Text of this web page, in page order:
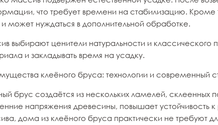
что требует времени на стабилизацию. Кроме
и может нуждаться в дополнительной обработке.
выбирают ценители натуральности и классического
и закладывать время на усадку.
клеёного бруса: технологии и современный
брус создаётся из нескольких ламелей,
напряжения древесины, повышает устойчивость
дома из клеёного бруса практически не требуют